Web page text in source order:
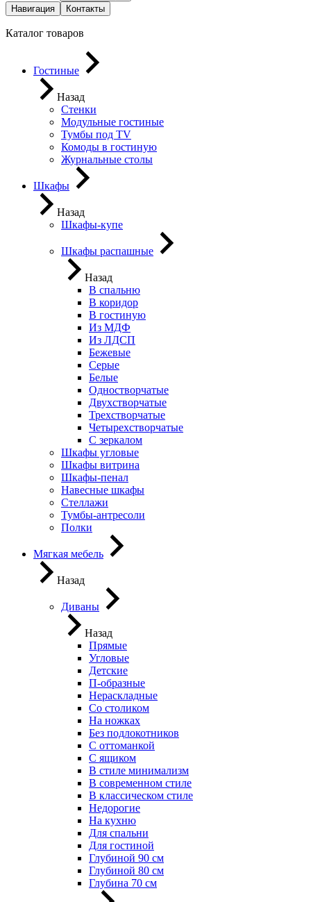
Навигация Контакты
Каталог товаров
Гостиные
Назад
Стенки
Модульные гостиные
Тумбы под ТV
Комоды в гостиную
Журнальные столы
Шкафы
Назад
Шкафы-купе
Шкафы распашные
Назад
В спальню
В коридор
В гостиную
Из МДФ
Из ЛДСП
Бежевые
Серые
Белые
Одностворчатые
Двухстворчатые
Трехстворчатые
Четырехстворчатые
С зеркалом
Шкафы угловые
Шкафы витрина
Шкафы-пенал
Навесные шкафы
Стеллажи
Тумбы-антресоли
Полки
Мягкая мебель
Назад
Диваны
Назад
Прямые
Угловые
Детские
П-образные
Нераскладные
Со столиком
На ножках
Без подлокотников
С оттоманкой
С ящиком
В стиле минимализм
В современном стиле
В классическом стиле
Недорогие
На кухню
Для спальни
Для гостиной
Глубиной 90 см
Глубиной 80 см
Глубина 70 см